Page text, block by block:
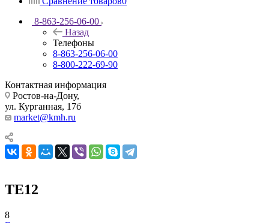
8-863-256-06-00
Назад
Телефоны
8-863-256-06-00
8-800-222-69-90
Контактная информация
Ростов-на-Дону,
ул. Курганная, 17б
market@kmh.ru
TE12
8